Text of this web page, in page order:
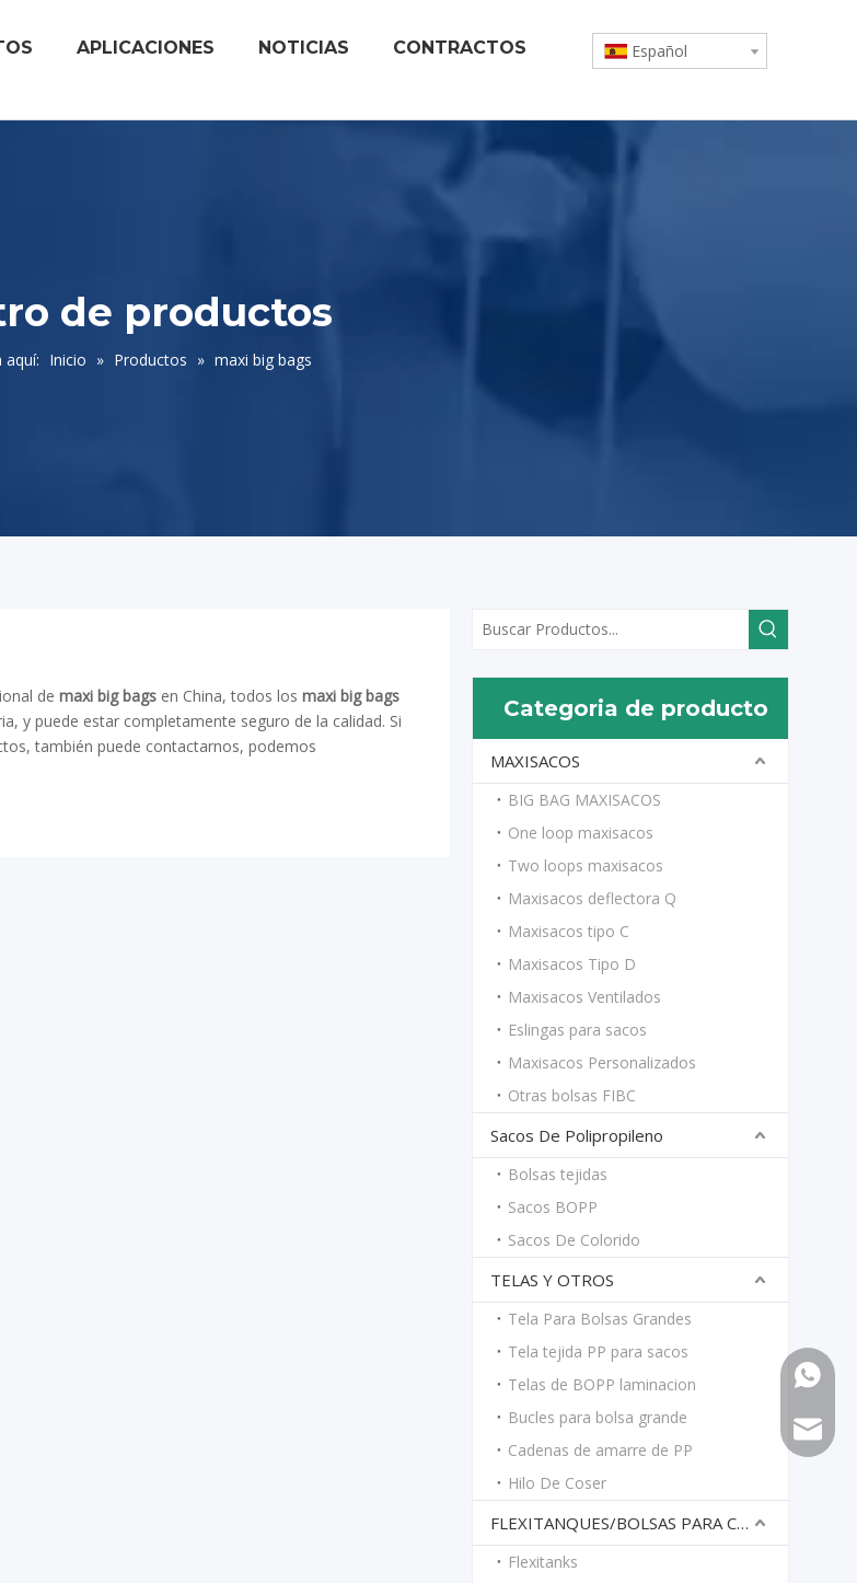
APLICACIONES NOTICIAS CONTRACTOS Español
de productos
aquí: Inicio » Productos » maxi big bags
de maxi big bags en China, todos los maxi big bags
y puede estar completamente seguro de la calidad. Si
también puede contactarnos, podemos
Categoria de producto
MAXISACOS
BIG BAG MAXISACOS
One loop maxisacos
Two loops maxisacos
Maxisacos deflectora Q
Maxisacos tipo C
Maxisacos Tipo D
Maxisacos Ventilados
Eslingas para sacos
Maxisacos Personalizados
Otras bolsas FIBC
Sacos De Polipropileno
Bolsas tejidas
Sacos BOPP
Sacos De Colorido
TELAS Y OTROS
Tela Para Bolsas Grandes
Tela tejida PP para sacos
Telas de BOPP laminacion
Bucles para bolsa grande
Cadenas de amarre de PP
Hilo De Coser
FLEXITANQUES/BOLSAS PARA CONTENEDOR
Flexitanks